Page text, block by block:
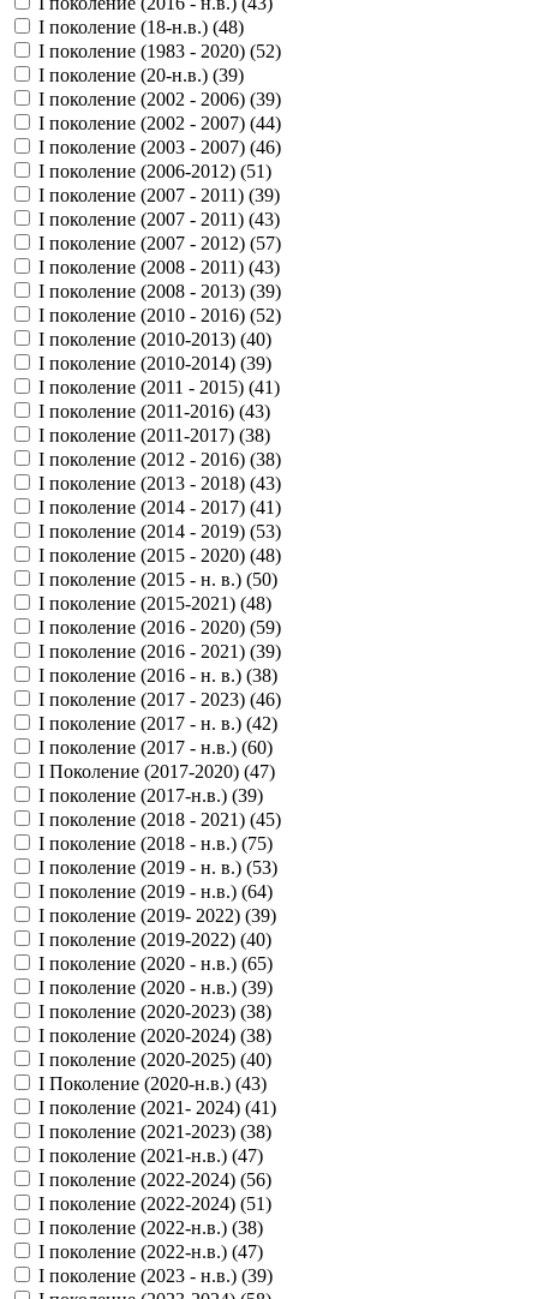
I поколение (18-н.в.) (48)
I поколение (1983 - 2020) (52)
I поколение (20-н.в.) (39)
I поколение (2002 - 2006) (39)
I поколение (2002 - 2007) (44)
I поколение (2003 - 2007) (46)
I поколение (2006-2012) (51)
I поколение (2007 - 2011) (39)
I поколение (2007 - 2011) (43)
I поколение (2007 - 2012) (57)
I поколение (2008 - 2011) (43)
I поколение (2008 - 2013) (39)
I поколение (2010 - 2016) (52)
I поколение (2010-2013) (40)
I поколение (2010-2014) (39)
I поколение (2011 - 2015) (41)
I поколение (2011-2016) (43)
I поколение (2011-2017) (38)
I поколение (2012 - 2016) (38)
I поколение (2013 - 2018) (43)
I поколение (2014 - 2017) (41)
I поколение (2014 - 2019) (53)
I поколение (2015 - 2020) (48)
I поколение (2015 - н. в.) (50)
I поколение (2015-2021) (48)
I поколение (2016 - 2020) (59)
I поколение (2016 - 2021) (39)
I поколение (2016 - н. в.) (38)
I поколение (2017 - 2023) (46)
I поколение (2017 - н. в.) (42)
I поколение (2017 - н.в.) (60)
I Поколение (2017-2020) (47)
I поколение (2017-н.в.) (39)
I поколение (2018 - 2021) (45)
I поколение (2018 - н.в.) (75)
I поколение (2019 - н. в.) (53)
I поколение (2019 - н.в.) (64)
I поколение (2019- 2022) (39)
I поколение (2019-2022) (40)
I поколение (2020 - н.в.) (65)
I поколение (2020 - н.в.) (39)
I поколение (2020-2023) (38)
I поколение (2020-2024) (38)
I поколение (2020-2025) (40)
I Поколение (2020-н.в.) (43)
I поколение (2021- 2024) (41)
I поколение (2021-2023) (38)
I поколение (2021-н.в.) (47)
I поколение (2022-2024) (56)
I поколение (2022-2024) (51)
I поколение (2022-н.в.) (38)
I поколение (2022-н.в.) (47)
I поколение (2023 - н.в.) (39)